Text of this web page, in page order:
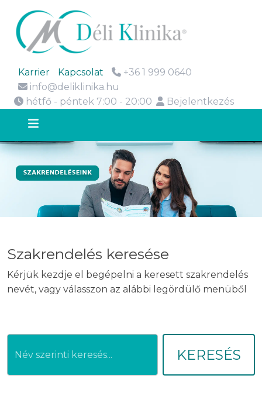
Karrier Kapcsolat
+36 1 999 0640
info@deliklinika.hu
hétfő - péntek 7:00 - 20:00
Bejelentkezés
Szakrendelés keresése
Kérjük kezdje el begépelni a keresett szakrendelés
nevét, vagy válasszon az alábbi legördülő menüből
KERESÉS